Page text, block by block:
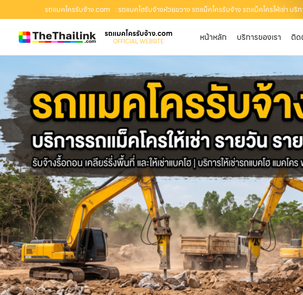
รถแมคโครรับจ้าง.com : รถแบคโฮรับจ้างห้วยขวาง รถแม็คโครรับจ้าง รถแม็คโครให้เช่า บ
รถแมคโครรับจ้าง.com
OFFICIAL WEBSITE หน้าหลัก บริการของเรา ติด